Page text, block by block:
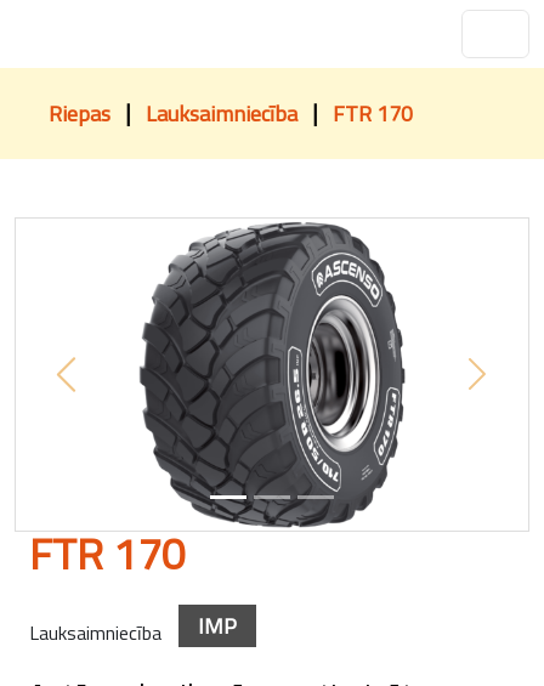
Riepas | Lauksaimniecība | FTR 170
Previous Next
FTR 170
Lauksaimniecība IMP